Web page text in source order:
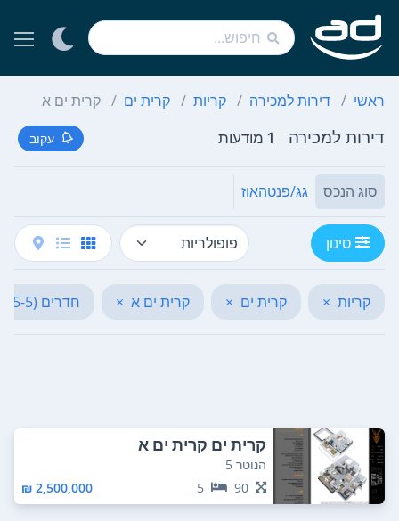
ראשי דירות למכירה קריות קרית ים קרית ים א
דירות למכירה 1 מודעות עקוב
סוג הנכס גג/פנטהאוז
סינון
קריות × קרית ים × קרית ים א × חדרים (5-5)
קרית ים קרית ים א
הנוטר 5
90
5
2,500,000 ₪